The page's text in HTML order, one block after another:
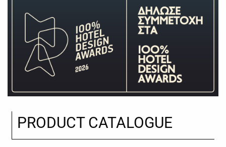
PRODUCT CATALOGUE